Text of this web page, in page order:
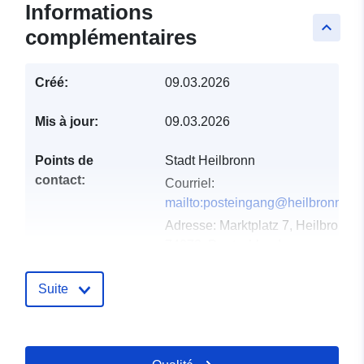
keyboard_arrow_up
Informations
complémentaires
Créé: 09.03.2026
Mis à jour: 09.03.2026
Points de
contact:
Stadt Heilbronn
Courriel:
mailto:posteingang@heilbronn.de
Adresse: Marktplatz 7, Heilbronn,
Compte rendu du
Mise à jour sur data.europa.eu:
Suite